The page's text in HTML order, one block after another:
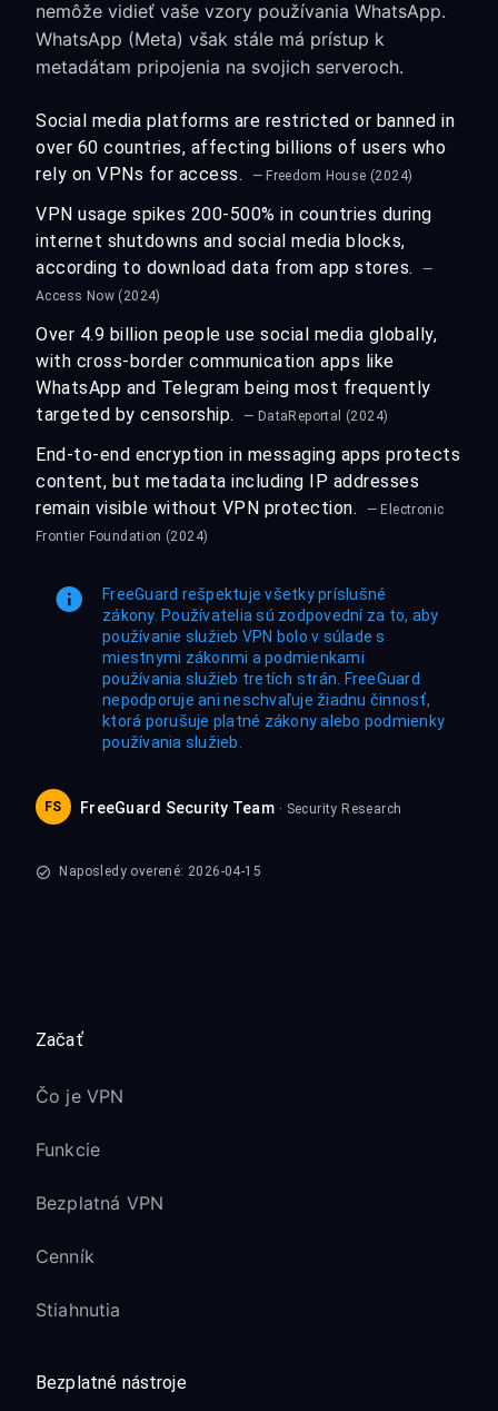
nemôže vidieť vaše vzory používania WhatsApp.
WhatsApp (Meta) však stále má prístup k
metadátam pripojenia na svojich serveroch.
Social media platforms are restricted or banned in
over 60 countries, affecting billions of users who
rely on VPNs for access.
— Freedom House (2024)
VPN usage spikes 200-500% in countries during
internet shutdowns and social media blocks,
according to download data from app stores.
—
Access Now (2024)
Over 4.9 billion people use social media globally,
with cross-border communication apps like
WhatsApp and Telegram being most frequently
targeted by censorship.
— DataReportal (2024)
End-to-end encryption in messaging apps protects
content, but metadata including IP addresses
remain visible without VPN protection.
— Electronic
Frontier Foundation (2024)
FreeGuard rešpektuje všetky príslušné
zákony. Používatelia sú zodpovední za to, aby
používanie služieb VPN bolo v súlade s
miestnymi zákonmi a podmienkami
používania služieb tretích strán. FreeGuard
nepodporuje ani neschvaľuje žiadnu činnosť,
ktorá porušuje platné zákony alebo podmienky
používania služieb.
FS FreeGuard Security Team · Security Research
Naposledy overené: 2026-04-15
Začať
Čo je VPN
Funkcie
Bezplatná VPN
Cenník
Stiahnutia
Bezplatné nástroje